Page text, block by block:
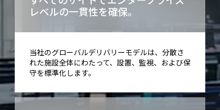
レベルの一貫性を確保。
当社のグローバルデリバリーモデルは、分散さ
れた施設全体にわたって、設置、監視、および保
守を標準化します。